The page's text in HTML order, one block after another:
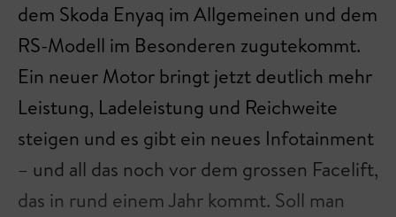
dem Skoda Enyaq im Allgemeinen und dem
RS-Modell im Besonderen zugutekommt.
Ein neuer Motor bringt jetzt deutlich mehr
Leistung, Ladeleistung und Reichweite
steigen und es gibt ein neues Infotainment
– und all das noch vor dem grossen Facelift,
das in rund einem Jahr kommt. Soll man